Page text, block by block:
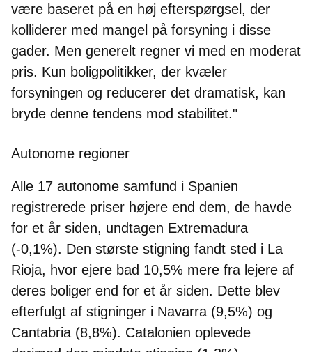
være baseret på en høj efterspørgsel, der
kolliderer med mangel på forsyning i disse
gader. Men generelt regner vi med en moderat
pris. Kun boligpolitikker, der kvæler
forsyningen og reducerer det dramatisk, kan
bryde denne tendens mod stabilitet."
Autonome regioner
Alle 17 autonome samfund i Spanien
registrerede priser højere end dem, de havde
for et år siden, undtagen Extremadura
(-0,1%). Den største stigning fandt sted i La
Rioja, hvor ejere bad 10,5% mere fra lejere af
deres boliger end for et år siden. Dette blev
efterfulgt af stigninger i Navarra (9,5%) og
Cantabria (8,8%). Catalonien oplevede